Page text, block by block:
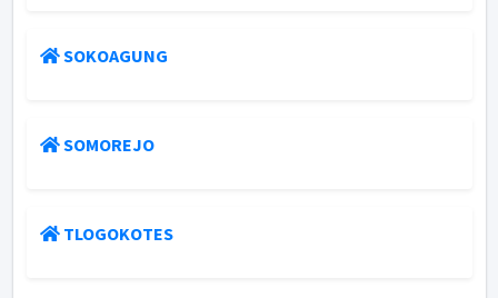
SOKOAGUNG
SOMOREJO
TLOGOKOTES